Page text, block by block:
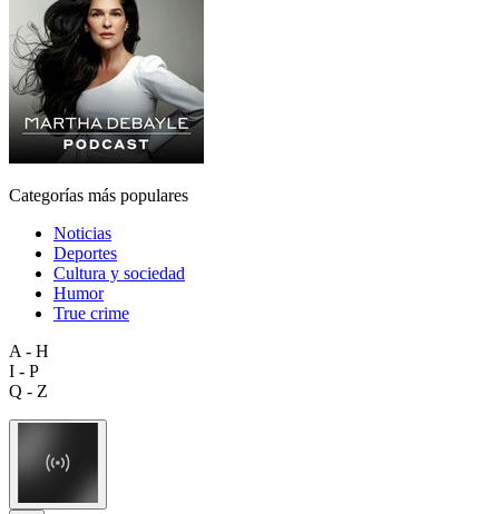
Categorías más populares
Noticias
Deportes
Cultura y sociedad
Humor
True crime
A - H
I - P
Q - Z